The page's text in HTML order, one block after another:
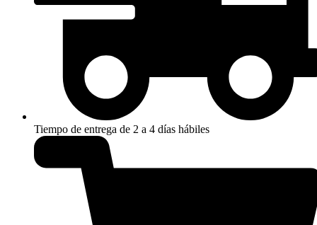
Tiempo de entrega de 2 a 4 días hábiles